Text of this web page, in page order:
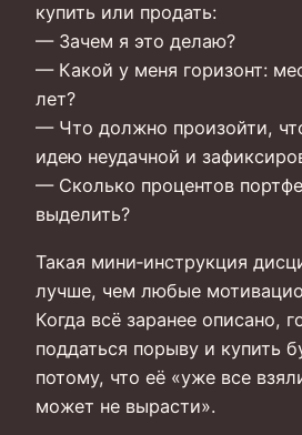
купить или продать:
— Зачем я это делаю?
— Какой у меня горизонт:
лет?
— Что должно произойти,
идею неудачной и
— Сколько процентов
выделить?
Такая мини‑инструкция
лучше, чем любые
Когда всё заранее описано,
поддаться порыву и купить
потому, что её «уже все
может не вырасти».